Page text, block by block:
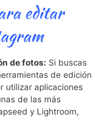
editar
de fotos: Si buscas⁢
de edición
utilizar aplicaciones
de las más
y Lightroom,